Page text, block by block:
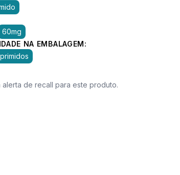
60mg
NA EMBALAGEM:
alerta de recall para este produto.